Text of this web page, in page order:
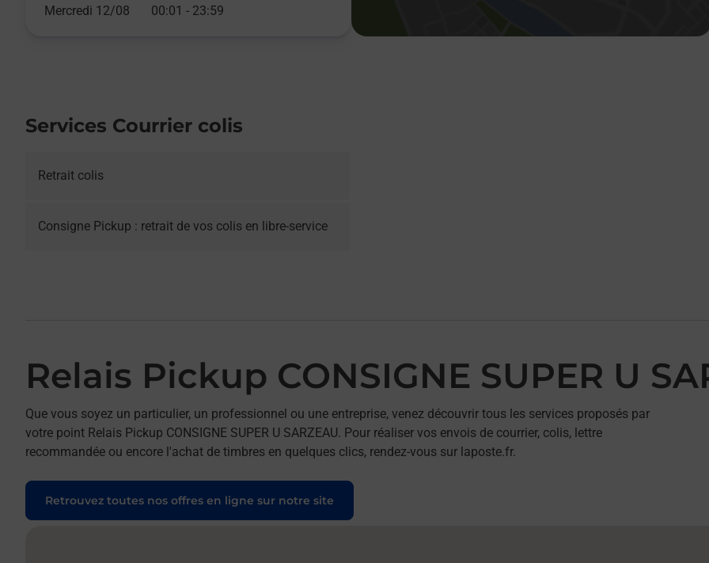
Mercredi 12/08
00:01 - 23:59
Services Courrier colis
Retrait colis
Consigne Pickup : retrait de vos colis en libre-service
Relais Pickup CONSIGNE SUPER U
Que vous soyez un particulier, un professionnel ou une entreprise, venez découvrir tous les services proposés par
votre point Relais Pickup CONSIGNE SUPER U SARZEAU. Pour réaliser vos envois de courrier, colis, lettre
recommandée ou encore l'achat de timbres en quelques clics, rendez-vous sur laposte.fr.
Retrouvez toutes nos offres en ligne sur notre site